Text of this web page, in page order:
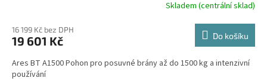
Skladem (centrální sklad)
16 199 Kč bez DPH
19 601 Kč Do košíku
Ares BT A1500 Pohon pro posuvné brány až do 1500 kg a intenzivní
používání